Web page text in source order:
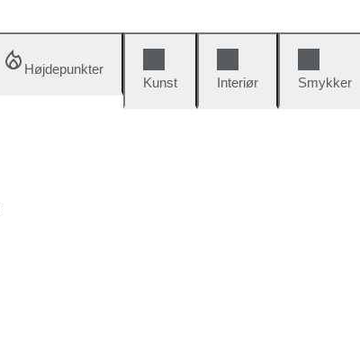
Højdepunkter
Kunst
Interiør Smykker